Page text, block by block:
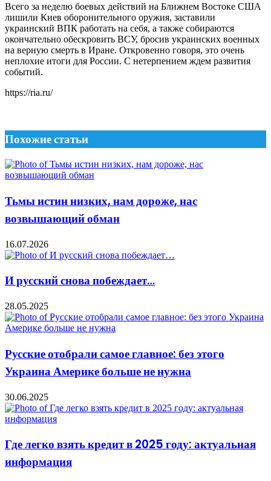
Всего за неделю боевых действий на Ближнем Востоке США
лишили Киев оборонительного оружия, заставили
украинский ВПК работать на себя, а также собираются
окончательно обескровить ВСУ, бросив украинских военных
на верную смерть в Иране. Откровенно говоря, это очень
неплохие итоги для России. С нетерпением ждем развития
событий.
https://ria.ru/
Похожие статьи
Тьмы истин низких, нам дороже, нас
возвышающий обман
16.07.2026
И русский снова побеждает…
28.05.2025
Русские отобрали самое главное: без этого
Украина Америке больше не нужна
30.06.2025
Где легко взять кредит в 2025 году: актуальная
информация